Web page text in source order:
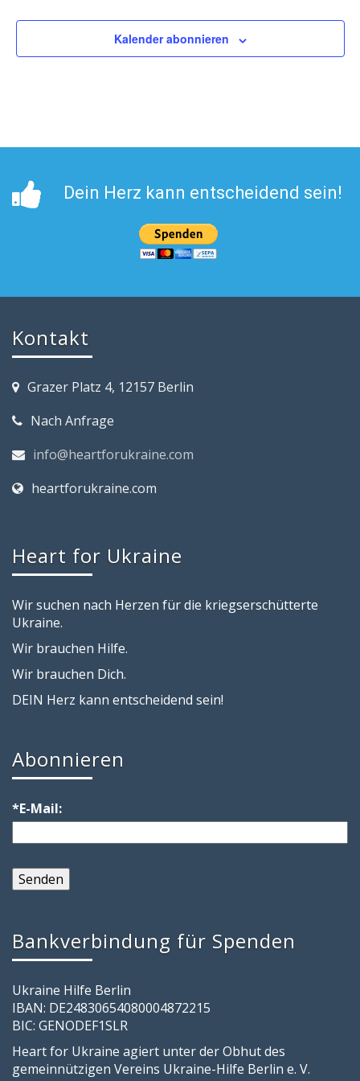
Kalender abonnieren
Dein Herz kann entscheidend sein!
Kontakt
Grazer Platz 4, 12157 Berlin
Nach Anfrage
info@heartforukraine.com
heartforukraine.com
Heart for Ukraine
Wir suchen nach Herzen für die kriegserschütterte
Ukraine.
Wir brauchen Hilfe.
Wir brauchen Dich.
DEIN Herz kann entscheidend sein!
Abonnieren
*E-Mail:
Bankverbindung für Spenden
Ukraine Hilfe Berlin
IBAN: DE24830654080004872215
BIC: GENODEF1SLR
Heart for Ukraine agiert unter der Obhut des
gemeinnützigen Vereins Ukraine-Hilfe Berlin e. V.